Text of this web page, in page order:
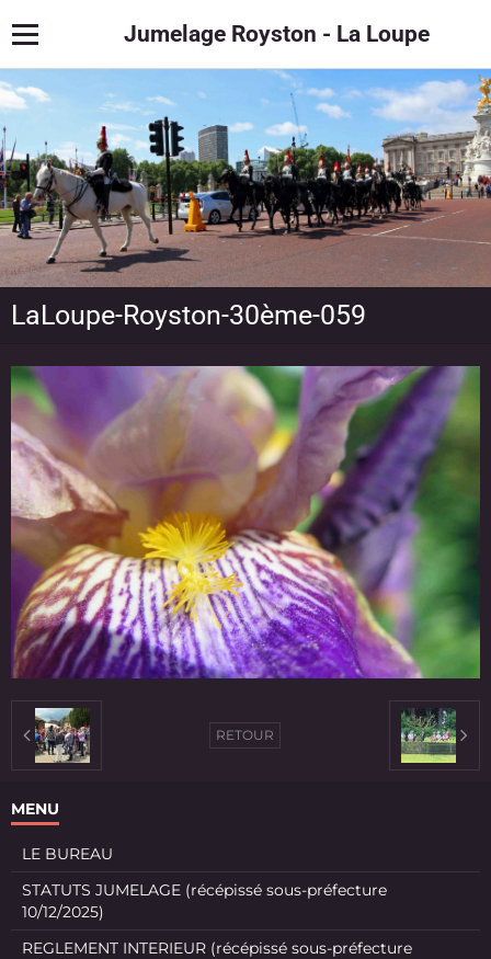
Jumelage Royston - La Loupe
LaLoupe-Royston-30ème-059
RETOUR
MENU
LE BUREAU
STATUTS JUMELAGE (récépissé sous-préfecture
10/12/2025)
REGLEMENT INTERIEUR (récépissé sous-préfecture